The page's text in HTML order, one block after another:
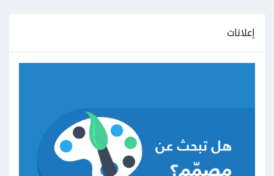
إعلانات